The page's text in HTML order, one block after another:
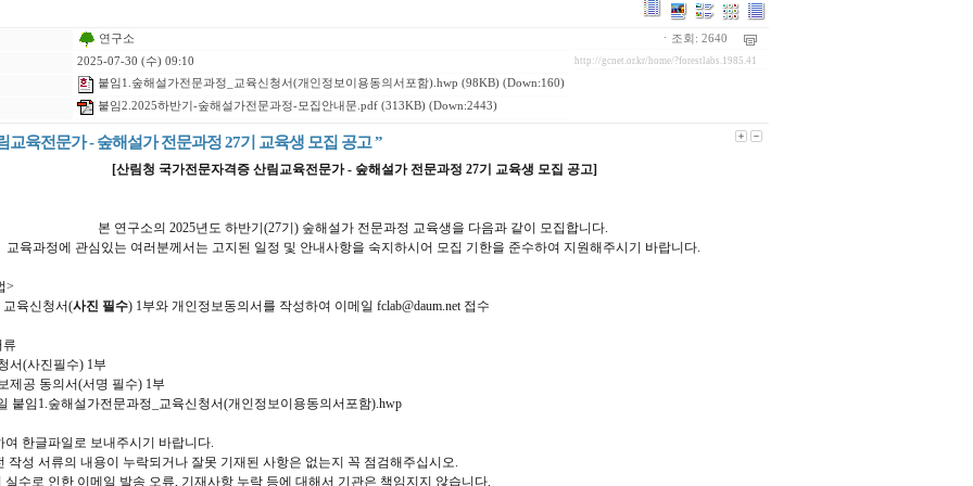
연구소
2025-07-30 (수) 09:10
붙임1.숲해설가전문과정_교육신청서(개인정보이용동의서포함).hwp (98KB) (Down:160)
붙임2.2025하반기-숲해설가전문과정-모집안내문.pdf(313KB) (Down:2443)
ㆍ조회: 2640
http://gcnet.or.kr/home/?forestlabs.1985.41
교육전문가 - 숲해설가 전문과정 27기 교육생 모집 공고 ”
[산림청 국가전문자격증 산림교육전문가 - 숲해설가 전문과정 27기 교육생 모집 공고]
본 연구소의 2025년도 하반기(27기) 숲해설가 전문과정 교육생을 다음과 같이 모집합니다.
교육과정에 관심있는 여러분께서는 고지된 일정 및 안내사항을 숙지하시어 모집 기한을 준수하여 지원해주시기 바랍니다.
>
교육신청서(사진 필수) 1부와 개인정보동의서를 작성하여 이메일 fclab@daum.net 접수
류
서(사진필수) 1부
제공 동의서(서명 필수) 1부
임1.숲해설가전문과정_교육신청서(개인정보이용동의서포함).hwp
한글파일로 보내주시기 바랍니다.
성 서류의 내용이 누락되거나 잘못 기재된 사항은 없는지 꼭 점검해주십시오.
수로 인한 이메일 발송 오류, 기재사항 누락 등에 대해서 기관은 책임지지 않습니다.